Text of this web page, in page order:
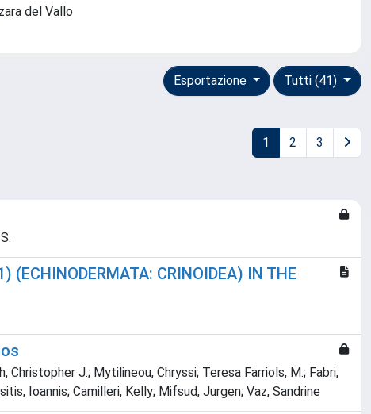
del Vallo
Tutti (41)
Esportazione
1 2 3
(ECHINODERMATA: CRINOIDEA) IN THE
J.; Mytilineou, Chryssi; Teresa Farriols, M.; Fabri,
Ioannis; Camilleri, Kelly; Mifsud, Jurgen; Vaz, Sandrine